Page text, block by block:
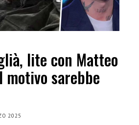
lite con Matteo
motivo sarebbe
2025